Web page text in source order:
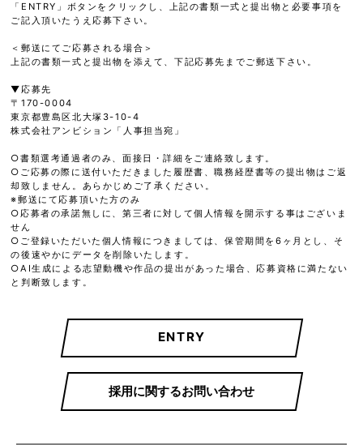
「ENTRY」ボタンをクリックし、上記の書類一式と提出物と必要事項を
ご記入頂いたうえ応募下さい。
＜郵送にてご応募される場合＞
上記の書類一式と提出物を添えて、下記応募先までご郵送下さい。
▼応募先
〒170-0004
東京都豊島区北大塚3-10-4
株式会社アンビション「人事担当宛」
○書類選考通過者のみ、面接日・詳細をご連絡致します。
○ご応募の際に送付いただきました履歴書、職務経歴書等の提出物はご返
却致しません。あらかじめご了承ください。
※郵送にて応募頂いた方のみ
○応募者の承諾無しに、第三者に対して個人情報を開示する事はございま
せん
○ご登録いただいた個人情報につきましては、保管期間を6ヶ月とし、そ
の後速やかにデータを削除いたします。
○AI生成による志望動機や作品の提出があった場合、応募資格に満たない
と判断致します。
ENTRY
採用に関するお問い合わせ